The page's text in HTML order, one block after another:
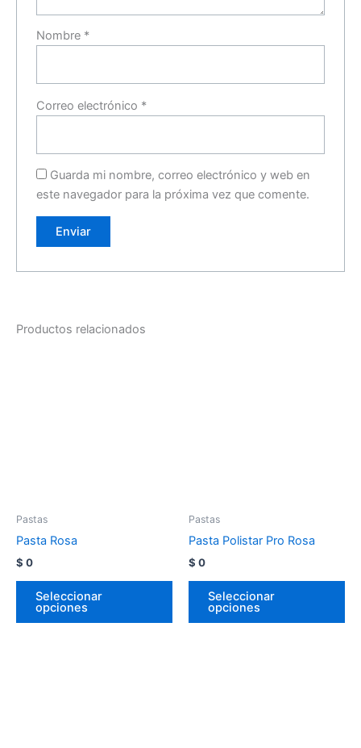
Nombre *
Correo electrónico *
Guarda mi nombre, correo electrónico y web en
este navegador para la próxima vez que comente.
Productos relacionados
Pastas
Pasta Rosa
$ 0
Seleccionar
opciones
Pastas
Pasta Polistar Pro Rosa
$ 0
Seleccionar
opciones